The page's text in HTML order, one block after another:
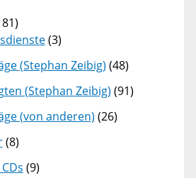
(3)
(Stephan Zeibig) (48)
(Stephan Zeibig) (91)
(von anderen) (26)
(8)
(9)